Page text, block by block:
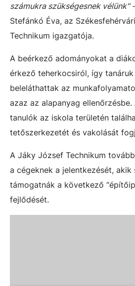
számukra szükségesnek vélünk" -
Stefánkó Éva, az
Technikum igazgatója.
A beérkező adományokat a
érkező teherkocsiról, így
beleláthattak az
azaz az alapanyag
tanulók az iskola területén
tetőszerkezetét és vakolását
A Jáky József Technikum
a cégeknek a jelentkezését, akik
támogatnák a következő
fejlődését.